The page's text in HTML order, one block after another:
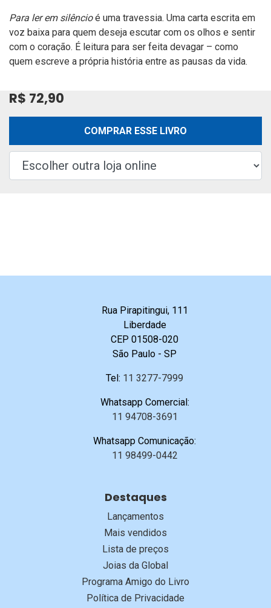
Para ler em silêncioé uma travessia. Uma carta escrita em
voz baixa para quem deseja escutar com os olhos e sentir
com o coração. É leitura para ser feita devagar – como
quem escreve a própria história entre as pausas da vida.
R$ 72,90
COMPRAR ESSE LIVRO
Rua Pirapitingui, 111
Liberdade
CEP 01508-020
São Paulo - SP
Tel: 11 3277-7999
Whatsapp Comercial:
11 94708-3691
Whatsapp Comunicação:
11 98499-0442
Destaques
Lançamentos
Mais vendidos
Lista de preços
Joias da Global
Programa Amigo do Livro
Política de Privacidade